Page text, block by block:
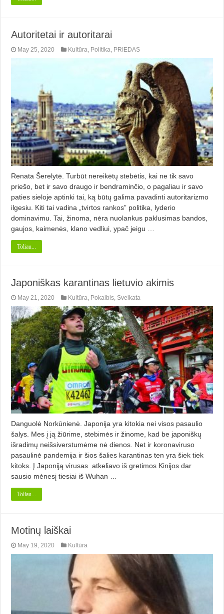
Autoritetai ir autoritarai
May 25, 2020 Kultūra, Politika, PRIEDAS
Renata Šerelytė. Turbūt nereikėtų stebėtis, kai ne tik savo
priešo, bet ir savo draugo ir bendraminčio, o pagaliau ir savo
paties sieloje aptinki tai, ką būtų galima pavadinti autoritarizmo
ilgesiu. Kiti tai vadina „tvirtos rankos” politika, lyderio
dominavimu. Tai, žinoma, nėra nuolankus paklusimas bandos,
gaujos, kaimenės, klano vedliui, ypač jeigu …
Toliau...
Japoniškas karantinas lietuvio akimis
May 21, 2020 Kultūra Pokalbis Sveikata
Danguolė Norkūnienė. Japonija yra kitokia nei visos pa­saulio
šalys. Mes į ją žiūrime, stebimės ir žinome, kad be japoniškų
išradimų neišsiverstumėme nė dienos. Net ir ko­ronaviruso
pasaulinė pandemija ir šios šalies karantinas ten yra šiek tiek
kitoks. Į Japoniją virusas atkeliavo iš gretimos Kinijos dar
sausio mėnesį tie­siai iš Wuhan …
Toliau...
Motinų laiškai
May 19, 2020 Kultūra